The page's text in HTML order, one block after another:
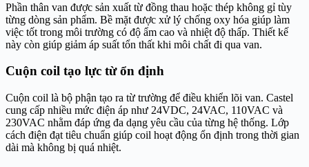
Phần thân van được sản xuất từ đồng thau hoặc thép không gỉ tùy
từng dòng sản phẩm. Bề mặt được xử lý chống oxy hóa giúp làm
việc tốt trong môi trường có độ ẩm cao và nhiệt độ thấp. Thiết kế
này còn giúp giảm áp suất tổn thất khi môi chất đi qua van.
Cuộn coil tạo lực từ ổn định
Cuộn coil là bộ phận tạo ra từ trường để điều khiển lõi van. Castel
cung cấp nhiều mức điện áp như 24VDC, 24VAC, 110VAC và
230VAC nhằm đáp ứng đa dạng yêu cầu của từng hệ thống. Lớp
cách điện đạt tiêu chuẩn giúp coil hoạt động ổn định trong thời gian
dài mà không bị quá nhiệt.